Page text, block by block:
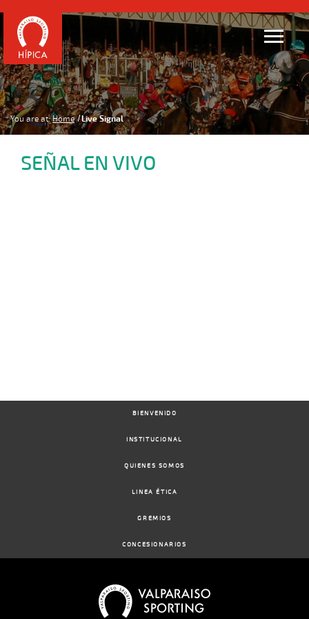
You are at: Home Live Signal
SEÑAL EN VIVO
BIENVENIDO
INSTITUCIONAL
QUIENES SOMOS
LINEA ÉTICA
GREMIOS
CONCESIONARIOS